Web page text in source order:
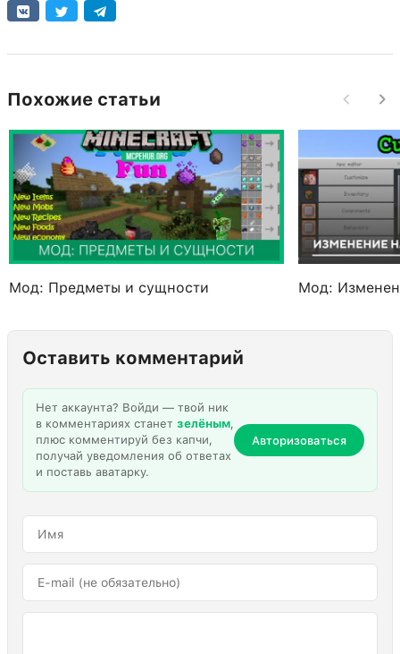
Похожие статьи
Мод: Предметы и сущности Мод:
Оставить комментарий
Нет аккаунта? Войди — твой ник
в комментариях станет зелёным,
плюс комментируй без капчи,
получай уведомления об ответах
и поставь аватарку.
Авторизоваться